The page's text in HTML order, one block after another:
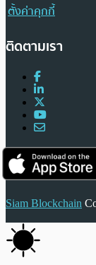
ตั้งค่าคุกกี้
ติดตามเรา
Siam Blockchain